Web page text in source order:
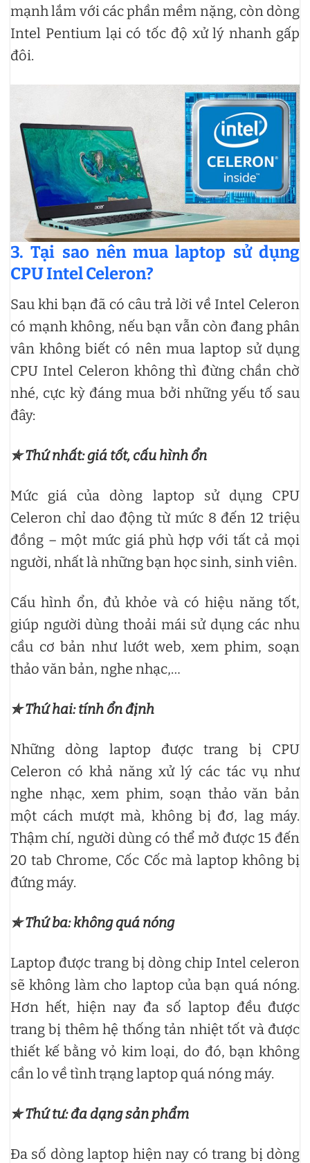
mạnh lắm với các phần mềm nặng, còn dòng
Intel Pentium lại có tốc độ xử lý nhanh gấp
đôi.
3. Tại sao nên mua laptop sử dụng
CPU Intel Celeron?
Sau khi bạn đã có câu trả lời về Intel Celeron
có mạnh không, nếu bạn vẫn còn đang phân
vân không biết có nên mua laptop sử dụng
CPU Intel Celeron không thì đừng chần chờ
nhé, cực kỳ đáng mua bởi những yếu tố sau
đây:
✯ Thứ nhất: giá tốt, cấu hình ổn
Mức giá của dòng laptop sử dụng CPU
Celeron chỉ dao động từ mức 8 đến 12 triệu
đồng – một mức giá phù hợp với tất cả mọi
người, nhất là những bạn học sinh, sinh viên.
Cấu hình ổn, đủ khỏe và có hiệu năng tốt,
giúp người dùng thoải mái sử dụng các nhu
cầu cơ bản như lướt web, xem phim, soạn
thảo văn bản, nghe nhạc,…
✯ Thứ hai: tính ổn định
Những dòng laptop được trang bị CPU
Celeron có khả năng xử lý các tác vụ như
nghe nhạc, xem phim, soạn thảo văn bản
một cách mượt mà, không bị đơ, lag máy.
Thậm chí, người dùng có thể mở được 15 đến
20 tab Chrome, Cốc Cốc mà laptop không bị
đứng máy.
✯ Thứ ba: không quá nóng
Laptop được trang bị dòng chip Intel celeron
sẽ không làm cho laptop của bạn quá nóng.
Hơn hết, hiện nay đa số laptop đều được
trang bị thêm hệ thống tản nhiệt tốt và được
thiết kế bằng vỏ kim loại, do đó, bạn không
cần lo về tình trạng laptop quá nóng máy.
✯ Thứ tư: đa dạng sản phẩm
Đa số dòng laptop hiện nay có trang bị dòng